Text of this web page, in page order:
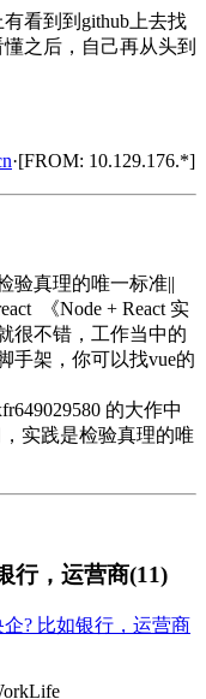
看到到github上去找
之后，自己再从头到
·[FROM: 10.129.176.*]
验真理的唯一标准||
《Node + React 实
很不错，工作当中的
手架，你可以找vue的
的大作中
实践是检验真理的唯
行，运营商(11)
? 比如银行，运营商